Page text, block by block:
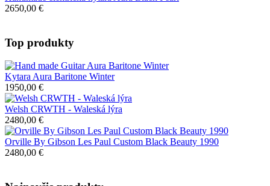
2650,00 €
Top produkty
Kytara Aura Baritone Winter
1950,00 €
Welsh CRWTH - Waleská lýra
2480,00 €
Orville By Gibson Les Paul Custom Black Beauty 1990
2480,00 €